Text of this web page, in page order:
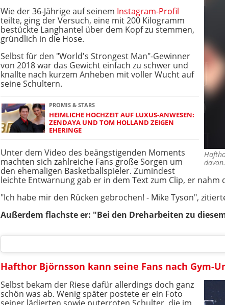
Wie der 36-Jährige auf seinem Instagram-Profil
teilte, ging der Versuch, eine mit 200 Kilogramm
bestückte Langhantel über dem Kopf zu stemmen,
gründlich in die Hose.
Selbst für den "World's Strongest Man"-Gewinner
von 2018 war das Gewicht einfach zu schwer und
knallte nach kurzem Anheben mit voller Wucht auf
seine Schultern.
PROMIS & STARS
HEIMLICHE HOCHZEIT AUF LUXUS-ANWESEN:
ZENDAYA UND TOM HOLLAND ZEIGEN
EHERINGE
Unter dem Video des beängstigenden Moments
machten sich zahlreiche Fans große Sorgen um
den ehemaligen Basketballspieler. Zumindest
leichte Entwarnung gab er in dem Text zum Clip, er
"Ich habe mir den Rücken gebrochen! - Mike Tyson",
Außerdem flachste er: "Bei den Dreharbeiten zu
Hafthor Björnsson kann seine Fans nach Gym-
Selbst bekam der Riese dafür allerdings doch ganz
schön was ab. Wenig später postete er ein Foto